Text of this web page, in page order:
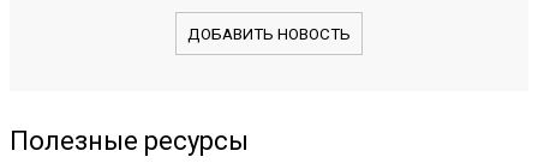
ДОБАВИТЬ НОВОСТЬ
Полезные ресурсы